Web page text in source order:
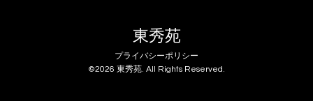
東秀苑
プライバシーポリシー
©2026 東秀苑. All Rights Reserved.